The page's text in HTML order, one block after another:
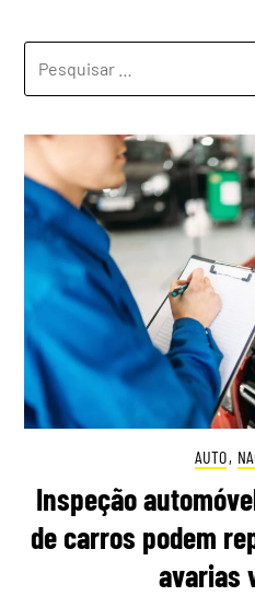
AUTO,
Inspeção
de carros podem
avarias